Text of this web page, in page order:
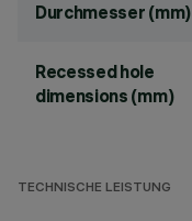
Durchmesser (mm)
Recessed hole
dimensions (mm)
TECHNISCHE LEISTUNG